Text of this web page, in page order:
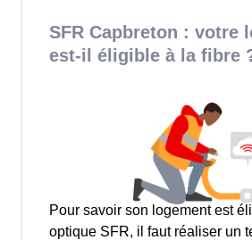
SFR Capbreton : votre
est-il éligible à la fibre
Pour savoir son logement est
optique SFR, il faut réaliser un